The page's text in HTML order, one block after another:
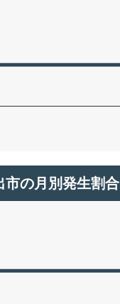
市の月別発生割合